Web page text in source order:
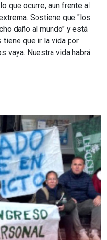
que ocurre, aun frente al
Sostiene que "los
daño al mundo" y está
tiene que ir la vida por
vaya. Nuestra vida habrá